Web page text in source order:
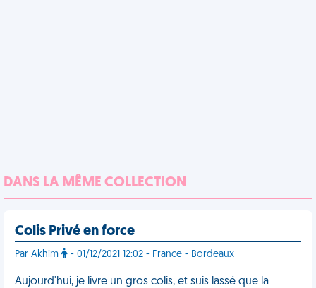
DANS LA MÊME COLLECTION
Colis Privé en force
Par Akhim - 01/12/2021 12:02 - France - Bordeaux
Aujourd'hui, je livre un gros colis, et suis lassé que la